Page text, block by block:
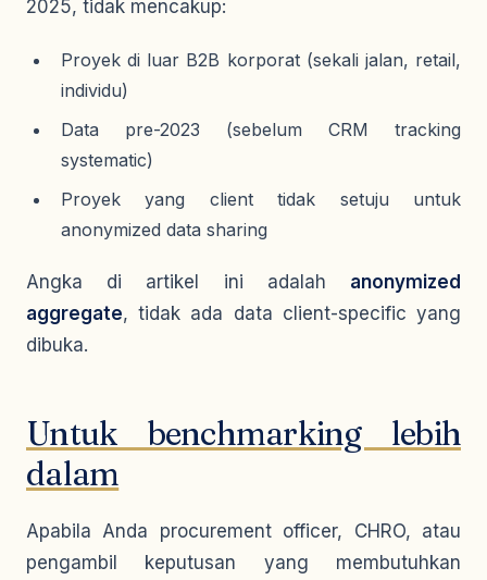
2025, tidak mencakup:
Proyek di luar B2B korporat (sekali jalan, retail,
individu)
Data pre-2023 (sebelum CRM tracking
systematic)
Proyek yang client tidak setuju untuk
anonymized data sharing
Angka di artikel ini adalah anonymized
aggregate, tidak ada data client-specific yang
dibuka.
Untuk benchmarking lebih
dalam
Apabila Anda procurement officer, CHRO, atau
pengambil keputusan yang membutuhkan